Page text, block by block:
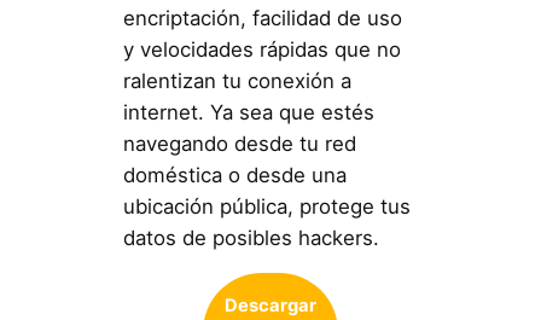
encriptación, facilidad de uso
y velocidades rápidas que no
ralentizan tu conexión a
internet. Ya sea que estés
navegando desde tu red
doméstica o desde una
ubicación pública, protege tus
datos de posibles hackers.
Descargar